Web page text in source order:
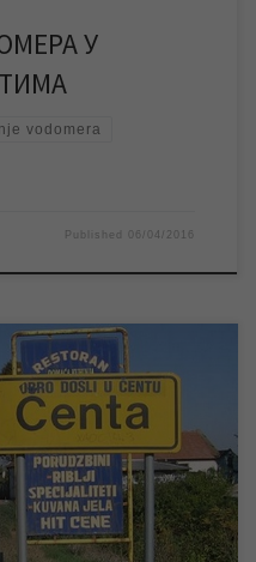
У
vodomera
Published 06/04/2016
електро мрежи, данас
часова без електричне
Чента. Самим тим без
ће остати и бунарске пумпе
овог насељеног места. Из
периоду биће